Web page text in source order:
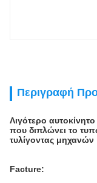
Περιγραφή
Λιγότερο
που διπλώνει το
τυλίγοντας μηχανών
Facture: